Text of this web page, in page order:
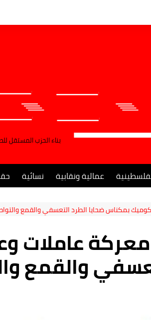
بناء الحزب المستقل
عمالية ونقابية نسائية
بمكناس ضحايا الطرد التعسفي والقمع
والقمع